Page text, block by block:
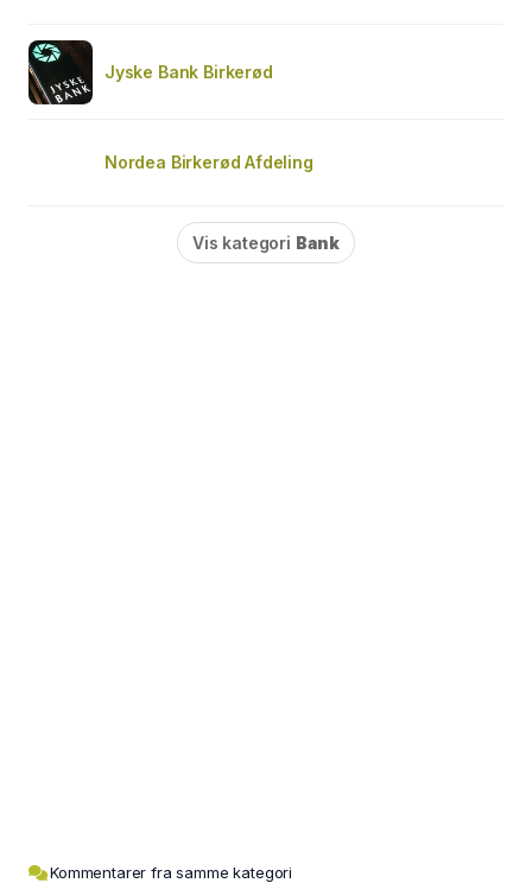
Jyske Bank Birkerød
Nordea Birkerød Afdeling
Vis kategori Bank
Kommentarer fra samme kategori